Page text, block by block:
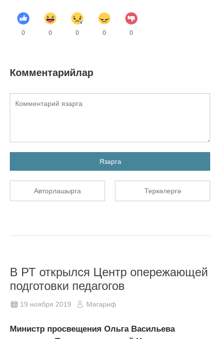
0 0 0 0 0
Комментарийлар
Язарга
Авторлашырга Теркәлергә
В РТ открылся Центр опережающей
подготовки педагогов
19 ноября 2019 Мәгариф
Министр просвещения Ольга Васильева